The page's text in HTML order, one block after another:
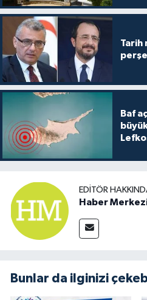
Tarih
Baf
EDITÖR
Haber
Bunlar da ilginizi